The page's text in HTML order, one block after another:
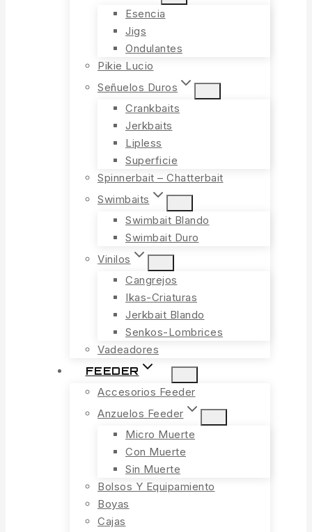
Esencia
Jigs
Ondulantes
Pikie Lucio
Señuelos Duros
Crankbaits
Jerkbaits
Lipless
Superficie
Spinnerbait – Chatterbait
Swimbaits
Swimbait Blando
Swimbait Duro
Vinilos
Cangrejos
Ikas-Criaturas
Jerkbait Blando
Senkos-Lombrices
Vadeadores
FEEDER
Accesorios Feeder
Anzuelos Feeder
Micro Muerte
Con Muerte
Sin Muerte
Bolsos Y Equipamiento
Boyas
Cajas